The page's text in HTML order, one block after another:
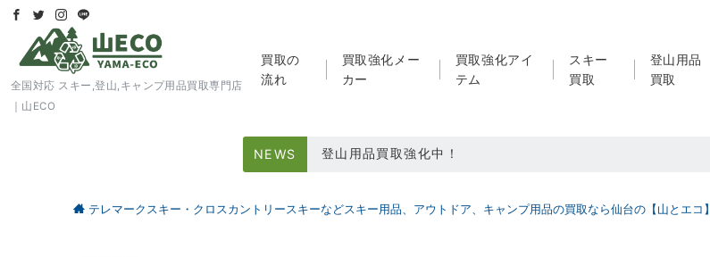
全国対応 スキー,登山,キャンプ用品買取専門店
｜山ECO
買取の
流れ
買取強化メー
カー
買取強化アイ
テム
スキー
買取
登山用品
買取
NEWS 登山用品買取強化中！
大好評アウトドア用品LINE査定！利用者続々増えています！
テレマークスキー・クロスカントリースキーなどスキー用品、アウトドア、キャンプ用品の買取なら仙台の【山とエコ】